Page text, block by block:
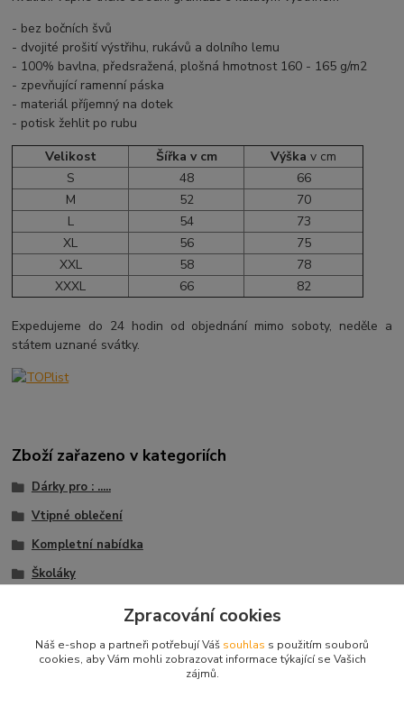
- bez bočních švů
- dvojité prošití výstřihu, rukávů a dolního lemu
- 100% bavlna, předsražená, plošná hmotnost 160 - 165 g/m2
- zpevňující ramenní páska
- materiál příjemný na dotek
- potisk žehlit po rubu
Velikost
Šířka v cm Výška v cm
S
48
66
M
52
70
L
54
73
XL
56
75
XXL
58
78
XXXL
66 82
Expedujeme do 24 hodin od objednání mimo soboty, neděle a
státem uznané svátky.
Zboží zařazeno v kategoriích
Dárky pro : .....
Vtipné oblečení
Kompletní nabídka
Školáky
Trička Vtipné nápisy
Zpracování cookies
Náš e-shop a partneři potřebují Váš souhlas s použitím souborů
cookies, aby Vám mohli zobrazovat informace týkající se Vašich
zájmů.